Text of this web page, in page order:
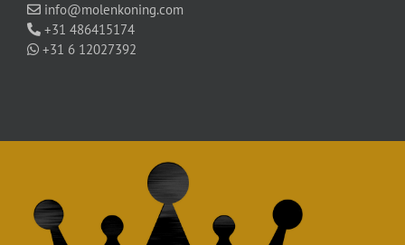
info@molenkoning.com
+31 486415174
+31 6 12027392